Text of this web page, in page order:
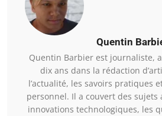
Quentin
Quentin Barbier est journaliste,
dix ans dans la rédaction
l’actualité, les savoirs pratiques
personnel. Il a couvert des sujets
innovations technologiques, les